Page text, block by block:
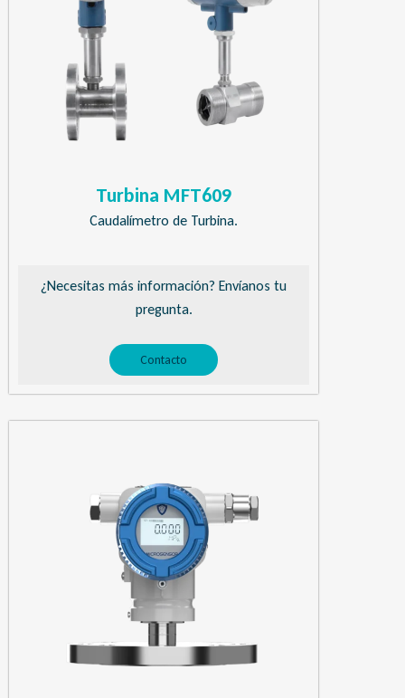
Turbina MFT609
Caudalímetro de Turbina.
¿Necesitas más información? Envíanos tu
pregunta.
Contacto